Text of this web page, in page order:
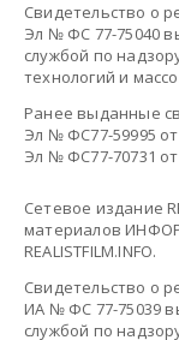
Свидетельство о
Эл № ФС 77-75040
службой по
технологий и
Ранее выданные
Эл № ФС77-59995 от
Эл № ФС77-70731 от
Сетевое издание
материалов
REALISTFILM.INFO.
Свидетельство о
ИА № ФС 77-75039
службой по